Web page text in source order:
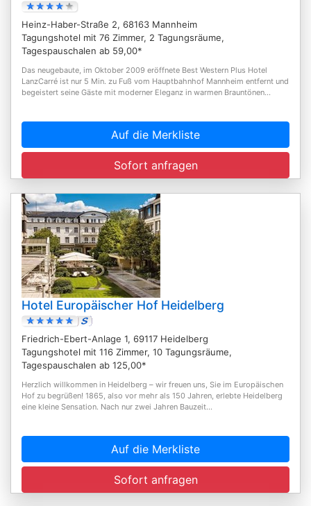
Heinz-Haber-Straße 2, 68163 Mannheim
Tagungshotel mit 76 Zimmer, 2 Tagungsräume,
Tagespauschalen ab 59,00*
Das neugebaute, im Oktober 2009 eröffnete Best Western Plus Hotel
LanzCarré ist nur 5 Min. zu Fuß vom Hauptbahnhof Mannheim entfernt und
begeistert seine Gäste mit moderner Eleganz in warmen Brauntönen...
Auf die Merkliste
Sofort anfragen
Hotel Europäischer Hof Heidelberg
Friedrich-Ebert-Anlage 1, 69117 Heidelberg
Tagungshotel mit 116 Zimmer, 10 Tagungsräume,
Tagespauschalen ab 125,00*
Herzlich willkommen in Heidelberg – wir freuen uns, Sie im Europäischen
Hof zu begrüßen! 1865, also vor mehr als 150 Jahren, erlebte Heidelberg
eine kleine Sensation. Nach nur zwei Jahren Bauzeit...
Auf die Merkliste
Sofort anfragen